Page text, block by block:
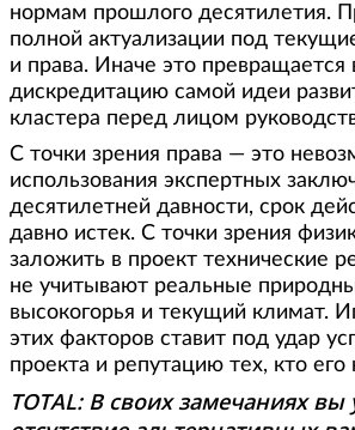
нормам прошлого десятилетия.
полной актуализации под
и права. Иначе это превращается
дискредитацию самой идеи
кластера перед лицом
С точки зрения права — это
использования экспертных
десятилетней давности, срок
давно истек. С точки зрения
заложить в проект технические
не учитывают реальные
высокогорья и текущий климат.
этих факторов ставит под удар
проекта и репутацию тех, кто его
TOTAL: В своих замечаниях вы